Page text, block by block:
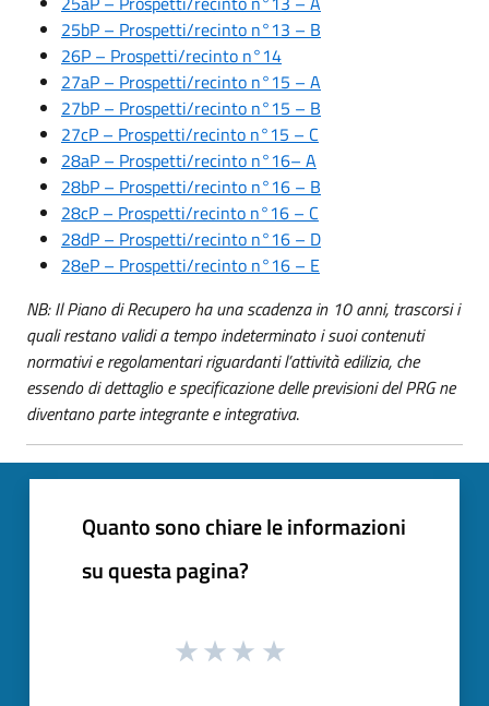
25bP – Prospetti/recinto n°13 – B
26P – Prospetti/recinto n°14
27aP – Prospetti/recinto n°15 – A
27bP – Prospetti/recinto n°15 – B
27cP – Prospetti/recinto n°15 – C
28aP – Prospetti/recinto n°16– A
28bP – Prospetti/recinto n°16 – B
28cP – Prospetti/recinto n°16 – C
28dP – Prospetti/recinto n°16 – D
28eP – Prospetti/recinto n°16 – E
NB: Il Piano di Recupero ha una scadenza in 10 anni, trascorsi i
quali restano validi a tempo indeterminato i suoi contenuti
normativi e regolamentari riguardanti l’attività edilizia, che
essendo di dettaglio e specificazione delle previsioni del PRG ne
diventano parte integrante e integrativa.
Quanto sono chiare le informazioni
su questa pagina?